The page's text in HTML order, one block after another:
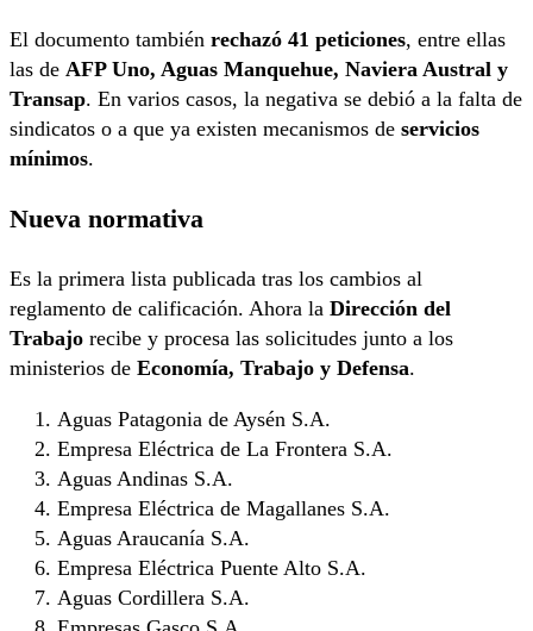
El documento también rechazó 41 peticiones, entre ellas
las de AFP Uno, Aguas Manquehue, Naviera Austral y
Transap. En varios casos, la negativa se debió a la falta de
sindicatos o a que ya existen mecanismos de servicios
mínimos.
Nueva normativa
Es la primera lista publicada tras los cambios al
reglamento de calificación. Ahora la Dirección del
Trabajo recibe y procesa las solicitudes junto a los
ministerios de Economía, Trabajo y Defensa.
Aguas Patagonia de Aysén S.A.
Empresa Eléctrica de La Frontera S.A.
Aguas Andinas S.A.
Empresa Eléctrica de Magallanes S.A.
Aguas Araucanía S.A.
Empresa Eléctrica Puente Alto S.A.
Aguas Cordillera S.A.